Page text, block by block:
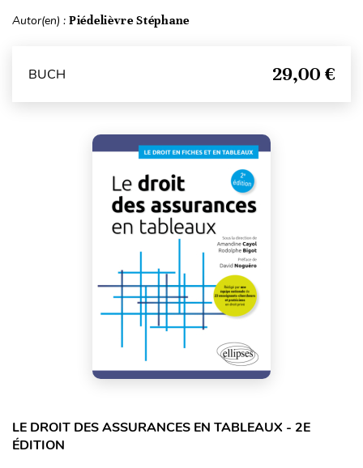
Autor(en) : Piédelièvre Stéphane
BUCH 29,00 €
LE DROIT DES ASSURANCES EN TABLEAUX - 2E
ÉDITION